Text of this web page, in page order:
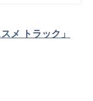
メ トラック」